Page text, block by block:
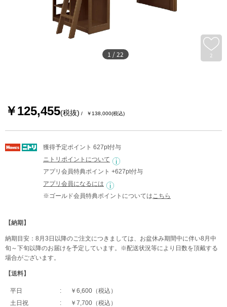
2
1 /22
￥125,455(税抜) ￥138,000(税込)
獲得予定ポイント 627pt付与
ニトリポイントについて
アプリ会員特典ポイント +627pt付与
アプリ会員になるには
※ゴールド会員特典ポイントについては こちら
【納期】
納期目安：8月3日以降のご注文につきましては、お盆休み期間中に伴い8月中
旬～下旬以降のお届けを予定しています。※配送状況等により日数を頂戴する
場合がございます。
【送料】
平日
￥6,600（税込）
土日祝
￥7,700（税込）